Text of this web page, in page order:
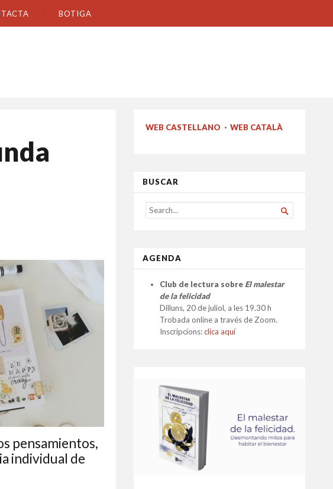
BOTIGA
pensamientos,
individual de
WEB CASTELLANO · WEB CATALÀ
BUSCAR
SEARCH
FOR...

AGENDA
Club de lectura sobre El malestar
de la felicidad
Dilluns, 20 de juliol, a les 19.30 h
Trobada online a través de Zoom.
Inscripcions:clica aquí